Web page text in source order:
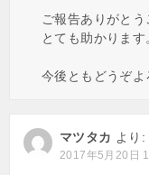
ご報告ありがとう
とても助かります
今後ともどうぞよ
マツタカ より:
2017年5月20日